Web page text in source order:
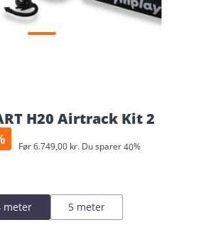
H20 Airtrack Kit 2
FørAlmindelig pris:
6.749,00 kr. Du sparer40%
meter
5 meter